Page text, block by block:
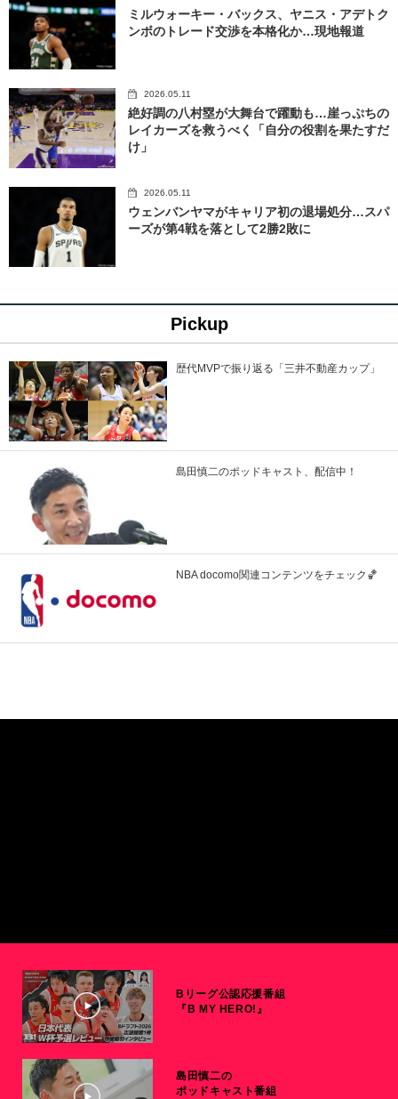
ミルウォーキー・バックス、ヤニス・アデトク
ンボのトレード交渉を本格化か…現地報道
2026.05.11
絶好調の八村塁が大舞台で躍動も…崖っぷちの
レイカーズを救うべく「自分の役割を果たすだ
け」
2026.05.11
ウェンバンヤマがキャリア初の退場処分…スパ
ーズが第4戦を落として2勝2敗に
Pickup
歴代MVPで振り返る「三井不動産カップ」
島田慎二のポッドキャスト、配信中！
NBA docomo関連コンテンツをチェック🏀
Bリーグ公認応援番組
『B MY HERO!』
島田慎二の
ポッドキャスト番組